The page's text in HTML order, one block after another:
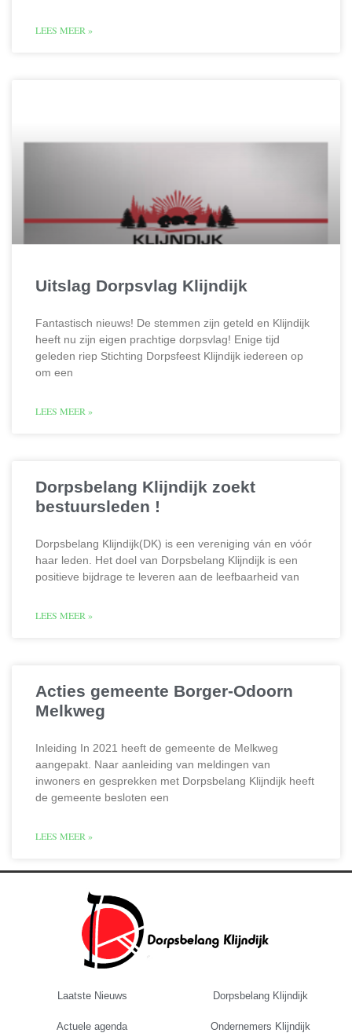
LEES MEER »
Uitslag Dorpsvlag Klijndijk
Fantastisch nieuws! De stemmen zijn geteld en Klijndijk
heeft nu zijn eigen prachtige dorpsvlag! Enige tijd
geleden riep Stichting Dorpsfeest Klijndijk iedereen op
om een
LEES MEER »
Dorpsbelang Klijndijk zoekt
bestuursleden !
Dorpsbelang Klijndijk(DK) is een vereniging ván en vóór
haar leden. Het doel van Dorpsbelang Klijndijk is een
positieve bijdrage te leveren aan de leefbaarheid van
LEES MEER »
Acties gemeente Borger-Odoorn
Melkweg
Inleiding In 2021 heeft de gemeente de Melkweg
aangepakt. Naar aanleiding van meldingen van
inwoners en gesprekken met Dorpsbelang Klijndijk heeft
de gemeente besloten een
LEES MEER »
Laatste Nieuws
Actuele agenda
Dorpsbelang Klijndijk
Ondernemers Klijndijk